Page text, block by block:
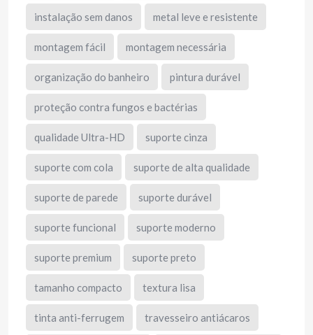
instalação sem danos metal leve e resistente
montagem fácil montagem necessária
organização do banheiro pintura durável
proteção contra fungos e bactérias
qualidade Ultra-HD suporte cinza
suporte com cola suporte de alta qualidade
suporte de parede suporte durável
suporte funcional suporte moderno
suporte premium suporte preto
tamanho compacto textura lisa
tinta anti-ferrugem travesseiro antiácaros